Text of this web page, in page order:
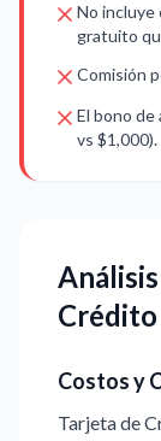
No incluye
gratuito
Comisión
El bono
vs $1,000).
Costos y
Tarjeta de